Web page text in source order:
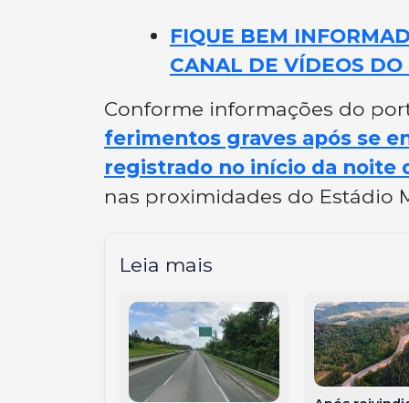
FIQUE BEM
CANAL DE VÍDEOS
Conforme informações do
ferimentos graves após se
registrado no início da noite
nas proximidades do Estádio
Leia mais